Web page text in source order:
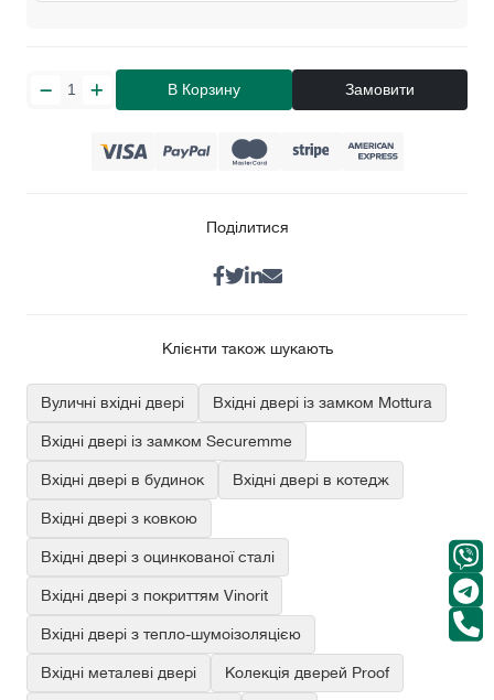
В Корзину Замовити
Поділитися
Клієнти також шукають
Вуличні вхідні двері Вхідні двері із замком Mottura
Вхідні двері із замком Securemme
Вхідні двері в будинок Вхідні двері в котедж
Вхідні двері з ковкою
Вхідні двері з оцинкованої сталі
Вхідні двері з покриттям Vinorit
Вхідні двері з тепло-шумоізоляцією
Вхідні металеві двері Колекція дверей Proof